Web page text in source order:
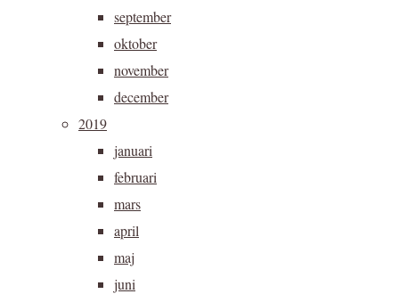
september
oktober
november
december
2019
januari
februari
mars
april
maj
juni